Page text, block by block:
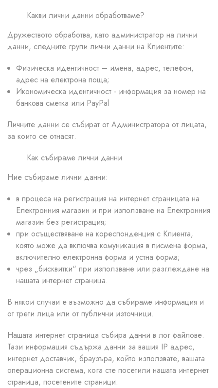
Какви лични данни обработваме?
Дружеството обработва, като администратор на лични
данни, следните групи лични данни на Клиентите:
Физическа идентичност – имена, адрес, телефон,
адрес на електрона поща;
Икономическа идентичност - информация за номер на
банкова сметка или PayPal
Личните данни се събират от Администратора от лицата,
за които се отнасят.
Как събираме лични данни
Ние събираме лични данни:
в процеса на регистрация на интернет страницата на
Електронния магазин и при използване на Електронния
магазин без регистрация;
при осъществяване на кореспонденция с Клиента,
която може да включва комуникация в писмена форма,
включително електронна форма и устна форма;
чрез „бисквитки“ при използване или разглеждане на
нашата интернет страница.
В някои случаи е възможно да събираме информация и
от трети лица или от публични източници.
Нашата интернет страница събира данни в лог файлове.
Тази информация съдържа данни за вашия IP адрес,
интернет доставчик, браузъра, който използвате, вашата
операционна система, кога сте посетили нашата интернет
страница, посетените страници.